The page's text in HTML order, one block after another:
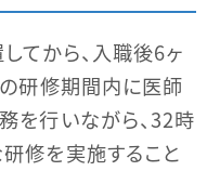
てから、入職後6ヶ
研修期間内に医師
を行いながら、32時
修を実施すること